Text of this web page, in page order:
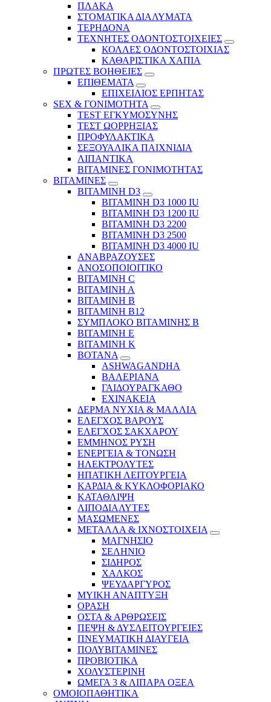
ΠΛΑΚΑ
ΣΤΟΜΑΤΙΚΑ ΔΙΑΛΥΜΑΤΑ
ΤΕΡΗΔΟΝΑ
ΤΕΧΝΗΤΕΣ ΟΔΟΝΤΟΣΤΟΙΧΕΙΕΣ
ΚΟΛΛΕΣ ΟΔΟΝΤΟΣΤΟΙΧΙΑΣ
ΚΑΘΑΡΙΣΤΙΚΑ ΧΑΠΙΑ
ΠΡΩΤΕΣ ΒΟΗΘΕΙΕΣ
ΕΠΙΘΕΜΑΤΑ
ΕΠΙΧΕΙΛΙΟΣ ΕΡΠΗΤΑΣ
SEX & ΓΟΝΙΜΟΤΗΤΑ
TEST ΕΓΚΥΜΟΣΥΝΗΣ
ΤΕΣΤ ΩΟΡΡΗΞΙΑΣ
ΠΡΟΦΥΛΑΚΤΙΚΑ
ΣΕΞΟΥΑΛΙΚΑ ΠΑΙΧΝΙΔΙΑ
ΛΙΠΑΝΤΙΚΑ
ΒΙΤΑΜΙΝΕΣ ΓΟΝΙΜΟΤΗΤΑΣ
ΒΙΤΑΜΙΝΕΣ
ΒΙΤΑΜΙΝΗ D3
ΒΙΤΑΜΙΝΗ D3 1000 IU
ΒΙΤΑΜΙΝΗ D3 1200 IU
ΒΙΤΑΜΙΝΗ D3 2200
ΒΙΤΑΜΙΝΗ D3 2500
BITAMINH D3 4000 IU
ΑΝΑΒΡΑΖΟΥΣΕΣ
ΑΝΟΣΟΠΟΙΟΙΤΙΚΟ
ΒΙΤΑΜΙΝΗ C
ΒΙΤΑΜΙΝΗ Α
ΒΙΤΑΜΙΝΗ Β
ΒΙΤΑΜΙΝΗ Β12
ΣΥΜΠΛΟΚΟ ΒΙΤΑΜΙΝΗΣ Β
ΒΙΤΑΜΙΝΗ Ε
ΒΙΤΑΜΙΝΗ Κ
ΒΟΤΑΝΑ
ASHWAGANDHA
ΒΑΛΕΡΙΑΝΑ
ΓΑΙΔΟΥΡΑΓΚΑΘΟ
ΕΧΙΝΑΚΕΙΑ
ΔΕΡΜΑ ΝΥΧΙΑ & ΜΑΛΛΙΑ
ΕΛΕΓΧΟΣ ΒΑΡΟΥΣ
ΕΛΕΓΧΟΣ ΣΑΚΧΑΡΟΥ
ΕΜΜΗΝΟΣ ΡΥΣΗ
ΕΝΕΡΓΕΙΑ & ΤΟΝΩΣΗ
ΗΛΕΚΤΡΟΛΥΤΕΣ
ΗΠΑΤΙΚΗ ΛΕΙΤΟΥΡΓΕΙΑ
ΚΑΡΔΙΑ & ΚΥΚΛΟΦΟΡΙΑΚΟ
ΚΑΤΑΘΛΙΨΗ
ΛΙΠΟΔΙΑΛΥΤΕΣ
ΜΑΣΩΜΕΝΕΣ
ΜΕΤΑΛΛΑ & ΙΧΝΟΣΤΟΙΧΕΙΑ
ΜΑΓΝΗΣΙΟ
ΣΕΛΗΝΙΟ
ΣΙΔΗΡΟΣ
ΧΑΛΚΟΣ
ΨΕΥΔΑΡΓΥΡΟΣ
ΜΥΙΚΗ ΑΝΑΠΤΥΞΗ
ΟΡΑΣΗ
ΟΣΤΑ & ΑΡΘΡΩΣΕΙΣ
ΠΕΨΗ & ΔΥΣΛΕΙΤΟΥΡΓΕΙΕΣ
ΠΝΕΥΜΑΤΙΚΗ ΔΙΑΥΓΕΙΑ
ΠΟΛΥΒΙΤΑΜΙΝΕΣ
ΠΡΟΒΙΟΤΙΚΑ
ΧΟΛΥΣΤΕΡΙΝΗ
ΩΜΕΓΑ 3 & ΛΙΠΑΡΑ ΟΞΕΑ
ΟΜΟΙΟΠΑΘΗΤΙΚΑ